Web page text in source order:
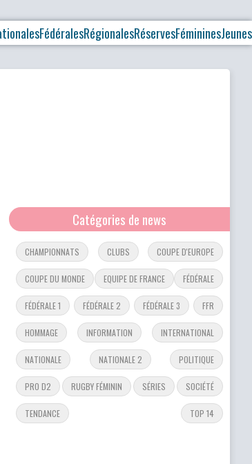
FédéralesRégionalesRéservesFémininesJeunes
Catégories de news
CHAMPIONNATS CLUBS COUPE D'EUROPE
COUPE DU MONDE EQUIPE DE FRANCE FÉDÉRALE
FÉDÉRALE 1 FÉDÉRALE 2 FÉDÉRALE 3 FFR
HOMMAGE INFORMATION INTERNATIONAL
NATIONALE NATIONALE 2 POLITIQUE
PRO D2 RUGBY FÉMININ SÉRIES SOCIÉTÉ
TENDANCE TOP 14